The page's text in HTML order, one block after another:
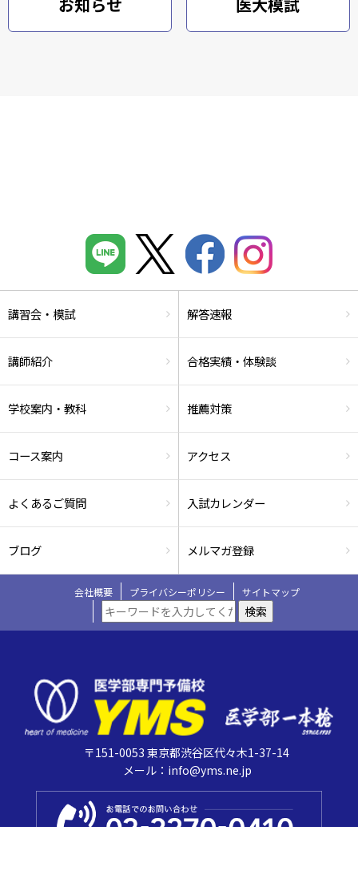
講習会・模試 解答速報
講師紹介 合格実績・体験談
学校案内・教科 推薦対策
コース案内 アクセス
よくあるご質問 入試カレンダー
ブログ メルマガ登録
会社概要 プライバシーポリシー サイトマップ
検索
〒151-0053 東京都渋谷区代々木1-37-14
メール：info@yms.ne.jp